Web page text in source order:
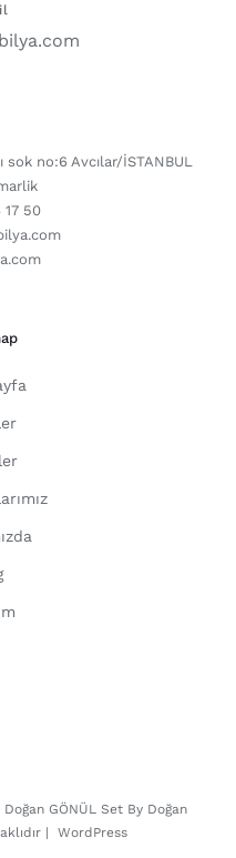
sok no:6 Avcılar/İSTANBUL
50
GÖNÜL Set By Doğan
| WordPress